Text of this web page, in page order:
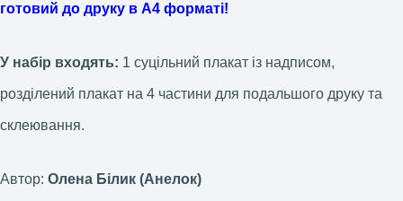
готовий до друку в А4 форматі!
У набір входять: 1 суцільний плакат із надписом,
розділений плакат на 4 частини для подальшого друку та
склеювання.
Автор: Олена Білик (Анелок)